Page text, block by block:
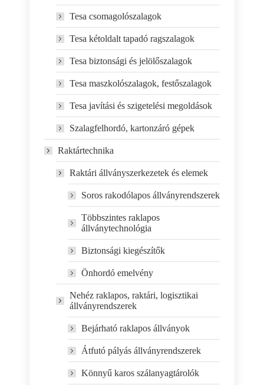
Tesa csomagolószalagok
Tesa kétoldalt tapadó ragszalagok
Tesa biztonsági és jelölőszalagok
Tesa maszkolószalagok, festőszalagok
Tesa javítási és szigetelési megoldások
Szalagfelhordó, kartonzáró gépek
Raktártechnika
Raktári állványszerkezetek és elemek
Soros rakodólapos állványrendszerek
Többszintes raklapos
állványtechnológia
Biztonsági kiegészítők
Önhordó emelvény
Nehéz raklapos, raktári, logisztikai
állványrendszerek
Bejárható raklapos állványok
Átfutó pályás állványrendszerek
Könnyű karos szálanyagtárolók